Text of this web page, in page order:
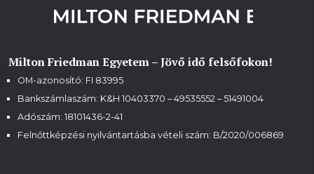
Milton Friedman Egyetem – Jövő idő felsőfokon!
OM-azonosító: FI 83995
Bankszámlaszám: K&H 10403370 – 49535552 – 51491004
Adószám: 18101436-2-41
Felnőttképzési nyilvántartásba vételi szám: B/2020/006869